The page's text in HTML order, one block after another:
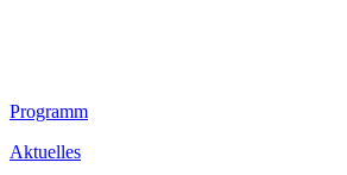
Footer
Inhalt
Programm
Aktuelles